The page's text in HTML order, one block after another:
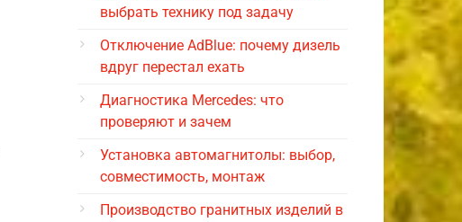
выбрать технику под задачу
Отключение AdBlue: почему дизель
вдруг перестал ехать
Диагностика Mercedes: что
проверяют и зачем
Установка автомагнитолы: выбор,
совместимость, монтаж
Производство гранитных изделий в